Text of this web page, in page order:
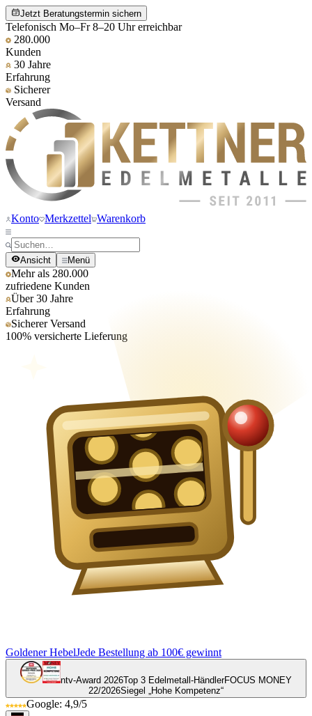
Jetzt Beratungstermin sichern
Telefonisch Mo–Fr 8–20 Uhr erreichbar
280.000
Kunden
30 Jahre
Erfahrung
Sicherer
Versand
Konto Merkzettel Warenkorb
Ansicht Menü
Mehr als 280.000
zufriedene Kunden
Über 30 Jahre
Erfahrung
Sicherer Versand
100% versicherte Lieferung
Goldener HebelJede Bestellung ab 100€ gewinnt
ntv-Award 2026Top 3 Edelmetall-HändlerFOCUS MONEY
22/2026Siegel „Hohe Kompetenz“
Google: 4,9/5